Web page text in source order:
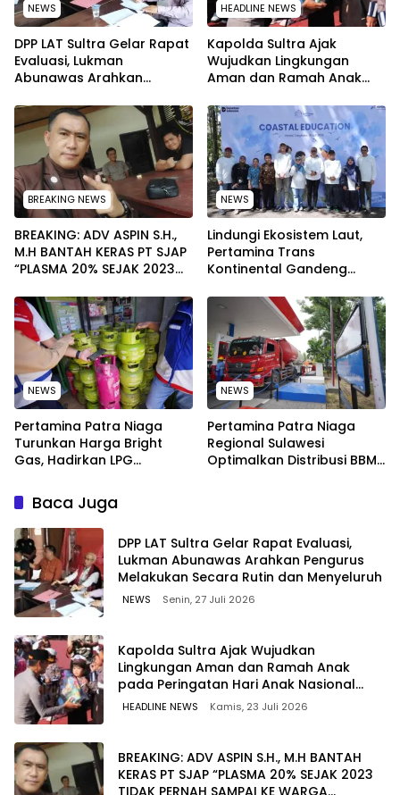
NEWS
‎DPP LAT Sultra Gelar Rapat
Evaluasi, Lukman
Abunawas Arahkan
Secara Rutin dan
Menyeluruh
HEADLINE NEWS
Kapolda Sultra Ajak
Wujudkan Lingkungan
Aman dan Ramah Anak
Nasional 2026
BREAKING NEWS
BREAKING: ADV ASPIN S.H.,
M.H BANTAH KERAS PT SJAP
“PLASMA 20% SEJAK 2023
WARGA WAWOONE!
NEWS
Lindungi Ekosistem Laut,
Pertamina Trans
Kontinental Gandeng
Kebersihan Pantai di
Bitung, Sulawesi
NEWS
Pertamina Patra Niaga
Turunkan Harga Bright
Gas, Hadirkan LPG
Lebih Kompetitif
NEWS
Pertamina Patra Niaga
Regional Sulawesi
Optimalkan Distribusi BBM
Baca Juga
‎DPP LAT Sultra Gelar Rapat Evaluasi,
Lukman Abunawas Arahkan Pengurus
Melakukan Secara Rutin dan Menyeluruh
NEWS Senin, 27 Juli 2026
Kapolda Sultra Ajak Wujudkan
Lingkungan Aman dan Ramah Anak
pada Peringatan Hari Anak Nasional
2026
HEADLINE NEWS Kamis, 23 Juli 2026
BREAKING: ADV ASPIN S.H., M.H BANTAH
KERAS PT SJAP “PLASMA 20% SEJAK 2023